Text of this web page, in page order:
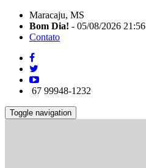
Maracaju, MS
Bom Dia! - 05/08/2026 21:56
Contato
67 99948-1232
Toggle navigation